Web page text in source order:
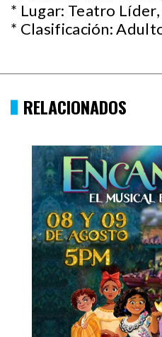
* Lugar: Teatro Líder,
* Clasificación:
RELACIONADOS